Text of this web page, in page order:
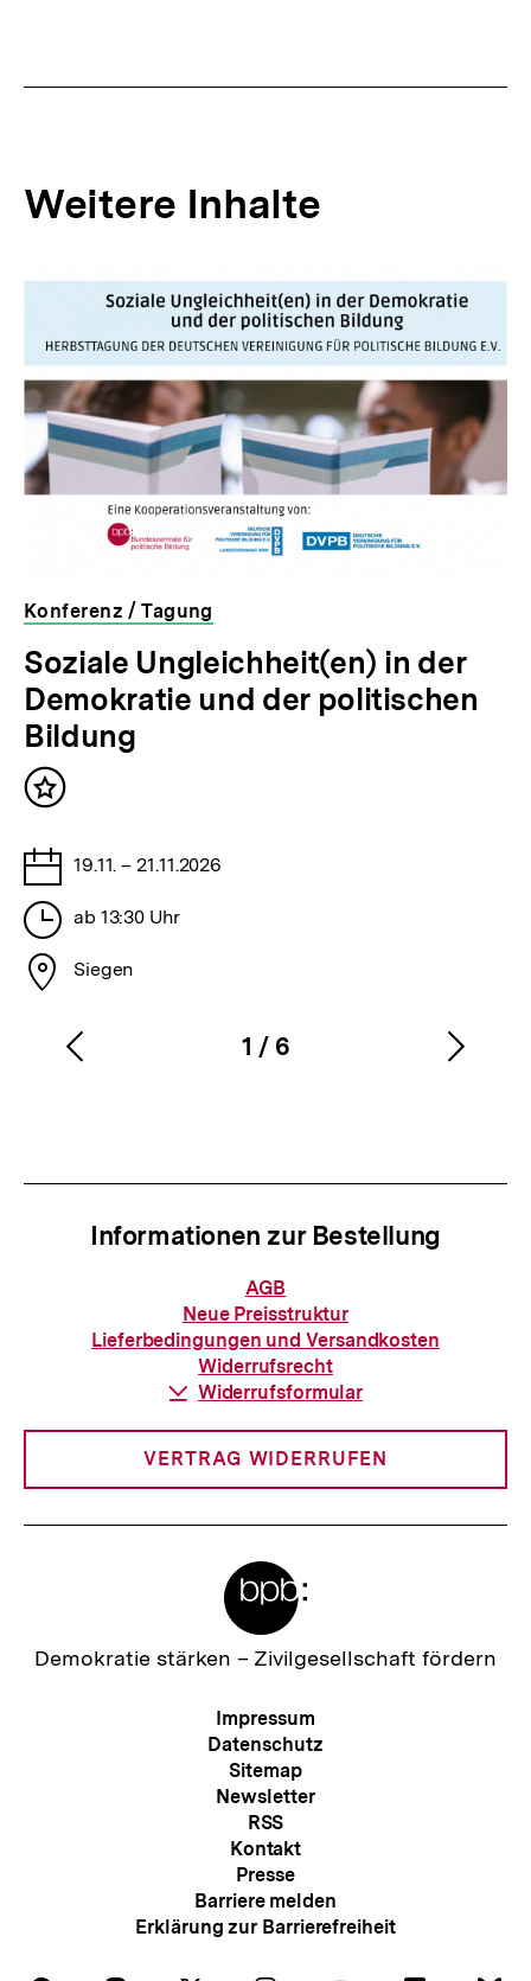
Weitere Inhalte
Inhalte
überspringen
Konferenz / Tagung
veranstaltet
von
der
bpb
Soziale Ungleichheit(en) in der
Demokratie und der politischen
Bildung
Inhalt
Tage
19.11. – 21.11.2026
Stunden
ab 13:30 Uhr
Stadt
Siegen
Karussellinhalt
1
von
/ 6
Vorherigen
Informationen zur Bestellung
Informationen
zur
Bestellung
AGB
Neue Preisstruktur
Lieferbedingungen und Versandkosten
Widerrufsrecht
Download-
Widerrufsformular
VERTRAG WIDERRUFEN
Zur
Demokratie stärken – Zivilgesellschaft fördern
Meta-
Navigation
Impressum
Datenschutz
Sitemap
Newsletter
RSS
Kontakt
Presse
Barriere melden
Erklärung zur Barrierefreiheit